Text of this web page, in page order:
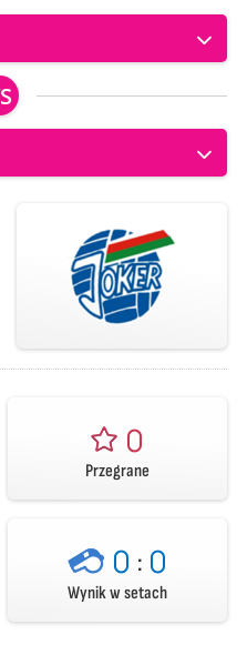
0
Przegrane
0 : 0
Wynik w setach